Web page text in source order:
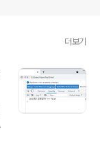
더보기